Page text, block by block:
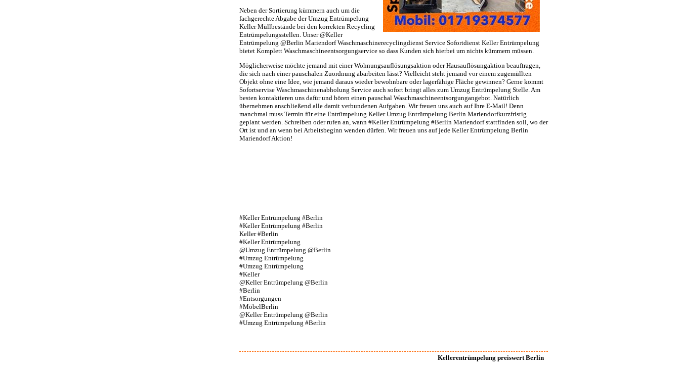
Neben der Sortierung kümmern auch um die
fachgerechte Abgabe der Umzug Entrümpelung
Keller Müllbestände bei den korrekten Recycling
Entrümpelungsstellen. Unser @Keller
Entrümpelung @Berlin Mariendorf Waschmaschinerecyclingdienst Service Sofortdienst Keller Entrümpelung
bietet Komplett Waschmaschineentsorgungservice so dass Kunden sich hierbei um nichts kümmern müssen.
Möglicherweise möchte jemand mit einer Wohnungsauflösungsaktion oder Hausauflösungaktion beauftragen,
die sich nach einer pauschalen Zuordnung abarbeiten lässt? Vielleicht steht jemand vor einem zugemüllten
Objekt ohne eine Idee, wie jemand daraus wieder bewohnbare oder lagerfähige Fläche gewinnen? Gerne kommt
Sofortservise Waschmaschinenabholung Service auch sofort bringt alles zum Umzug Entrümpelung Stelle. Am
besten kontaktieren uns dafür und hören einen pauschal Waschmaschineentsorgungangebot. Natürlich
übernehmen anschließend alle damit verbundenen Aufgaben. Wir freuen uns auch auf Ihre E-Mail! Denn
manchmal muss Termin für eine Entrümpelung Keller Umzug Entrümpelung Berlin Mariendorfkurzfristig
geplant werden. Schreiben oder rufen an, wann #Keller Entrümpelung #Berlin Mariendorf stattfinden soll, wo der
Ort ist und an wenn bei Arbeitsbeginn wenden dürfen. Wir freuen uns auf jede Keller Entrümpelung Berlin
Mariendorf Aktion!
#Keller Entrümpelung #Berlin
#Keller Entrümpelung #Berlin
Keller #Berlin
#Keller Entrümpelung
@Umzug Entrümpelung @Berlin
#Umzug Entrümpelung
#Umzug Entrümpelung
#Keller
@Keller Entrümpelung @Berlin
#Berlin
#Entsorgungen
#MöbelBerlin
@Keller Entrümpelung @Berlin
#Umzug Entrümpelung #Berlin
Kellerentrümpelung preiswert Berlin